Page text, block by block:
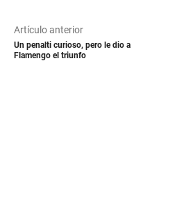
Artículo anterior
Un penalti curioso, pero le dio a
Flamengo el triunfo